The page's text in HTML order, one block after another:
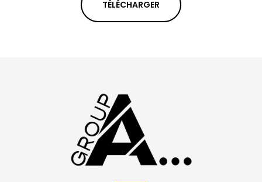
TÉLÉCHARGER